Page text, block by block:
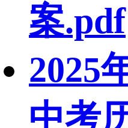
案.pdf
2025
中考